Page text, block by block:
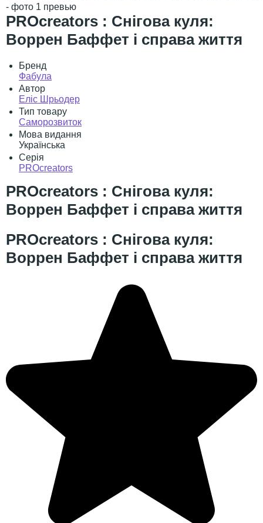
PROcreators : Снігова куля:
Воррен Баффет і справа життя
Бренд
Фабула
Автор
Еліс Шрьодер
Тип товару
Саморозвиток
Мова видання
Українська
Серія
PROcreators
PROcreators : Снігова куля:
Воррен Баффет і справа життя
PROcreators : Снігова куля:
Воррен Баффет і справа життя